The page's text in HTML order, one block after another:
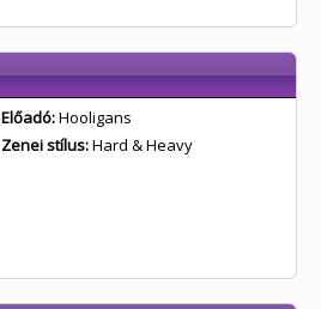
Előadó:Hooligans
Zenei stílus:Hard & Heavy